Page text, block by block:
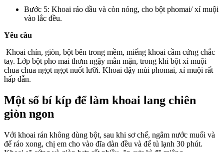
Bước 5: Khoai ráo dầu và còn nóng, cho bột phomai/ xí muội
vào lắc đều.
Yêu cầu
Khoai chín, giòn, bột bên trong mềm, miếng khoai cầm cứng chắc
tay. Lớp bột pho mai thơm ngậy mằn mặn, trong khi bột xí muội
chua chua ngọt ngọt nuốt lưỡi. Khoai dậy mùi phomai, xí muội rất
hấp dẫn.
Một số bí kíp để làm khoai lang chiên
giòn ngon
Với khoai rán không dùng bột, sau khi sơ chế, ngâm nước muối và
để ráo xong, chị em cho vào đĩa dàn đều và để tủ lạnh 30 phút.